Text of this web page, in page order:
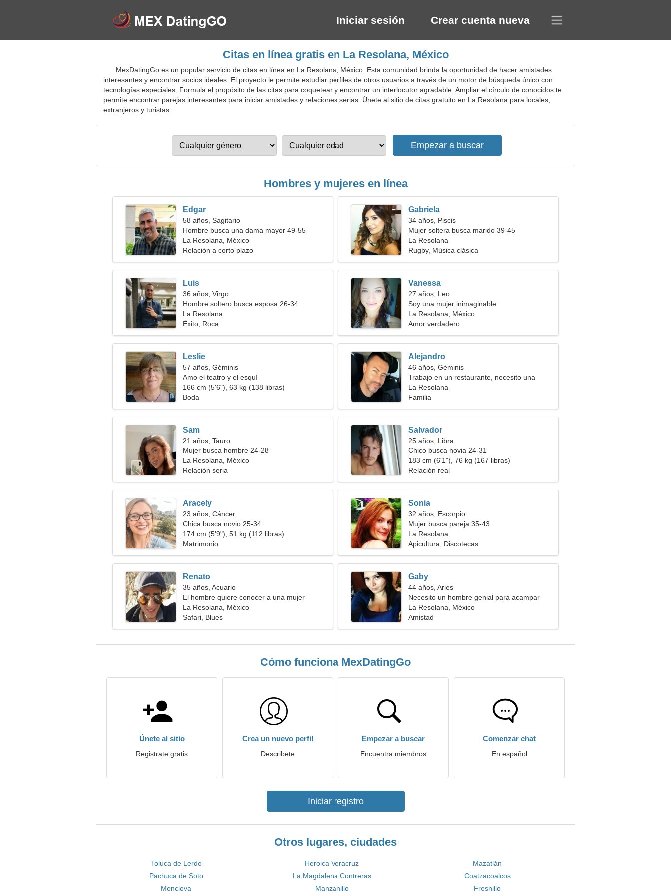
Iniciar sesión Crear cuenta nueva
Citas en línea gratis en La Resolana, México
MexDatingGo es un popular servicio de citas en línea en La Resolana, México. Esta comunidad brinda la oportunidad de hacer amistades
interesantes y encontrar socios ideales. El proyecto le permite estudiar perfiles de otros usuarios a través de un motor de búsqueda único con
tecnologías especiales. Formula el propósito de las citas para coquetear y encontrar un interlocutor agradable. Ampliar el círculo de conocidos te
permite encontrar parejas interesantes para iniciar amistades y relaciones serias. Únete al sitio de citas gratuito en La Resolana para locales,
extranjeros y turistas.
Hombres y mujeres en línea
Edgar
58 años, Sagitario
Hombre busca una dama mayor 49-55
La Resolana, México
Relación a corto plazo
Gabriela
34 años, Piscis
Mujer soltera busca marido 39-45
La Resolana
Rugby, Música clásica
Luis
36 años, Virgo
Hombre soltero busca esposa 26-34
La Resolana
Éxito, Roca
Vanessa
27 años, Leo
Soy una mujer inimaginable
La Resolana, México
Amor verdadero
Leslie
57 años, Géminis
Amo el teatro y el esquí
166 cm (5'6"), 63 kg (138 libras)
Boda
Alejandro
46 años, Géminis
Trabajo en un restaurante, necesito una
mujer encantadora
La Resolana
Familia
Sam
21 años, Tauro
Mujer busca hombre 24-28
La Resolana, México
Relación seria
Salvador
25 años, Libra
Chico busca novia 24-31
183 cm (6'1"), 76 kg (167 libras)
Relación real
Aracely
23 años, Cáncer
Chica busca novio 25-34
174 cm (5'9"), 51 kg (112 libras)
Matrimonio
Sonia
32 años, Escorpio
Mujer busca pareja 35-43
La Resolana
Apicultura, Discotecas
Renato
35 años, Acuario
El hombre quiere conocer a una mujer
La Resolana, México
Safari, Blues
Gaby
44 años, Aries
Necesito un hombre genial para acampar
La Resolana, México
Amistad
Cómo funciona MexDatingGo
Únete al sitio
Registrate gratis
Crea un nuevo perfil
Describete
Empezar a buscar
Encuentra miembros
Comenzar chat
En español
Iniciar registro
Otros lugares, ciudades
Toluca de Lerdo Heroica Veracruz
Mazatlán
Pachuca de Soto
La Magdalena Contreras
Coatzacoalcos
Monclova
Manzanillo Fresnillo